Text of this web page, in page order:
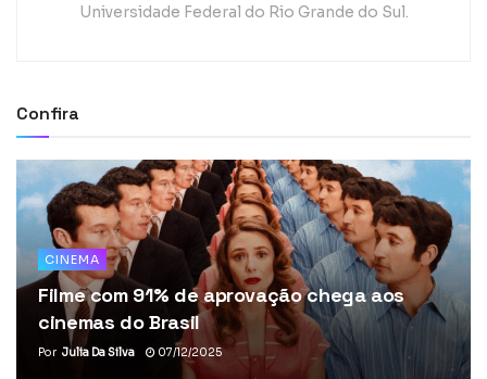
Universidade Federal do Rio Grande do Sul.
Confira
CINEMA
Filme com 91% de aprovação chega aos
cinemas do Brasil
Por Julia Da Silva 07/12/2025